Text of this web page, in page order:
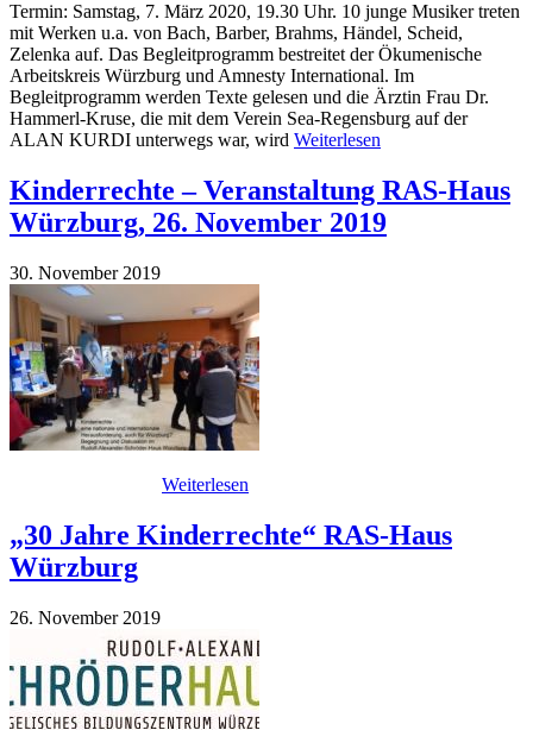
Termin: Samstag, 7. März 2020, 19.30 Uhr. 10 junge Musiker treten
mit Werken u.a. von Bach, Barber, Brahms, Händel, Scheid,
Zelenka auf. Das Begleitprogramm bestreitet der Ökumenische
Arbeitskreis Würzburg und Amnesty International. Im
Begleitprogramm werden Texte gelesen und die Ärztin Frau Dr.
Hammerl-Kruse, die mit dem Verein Sea-Regensburg auf der
ALAN KURDI unterwegs war, wird Weiterlesen
Kinderrechte – Veranstaltung RAS-Haus
Würzburg, 26. November 2019
30. November 2019
Weiterlesen
„30 Jahre Kinderrechte“ RAS-Haus
Würzburg
26. November 2019